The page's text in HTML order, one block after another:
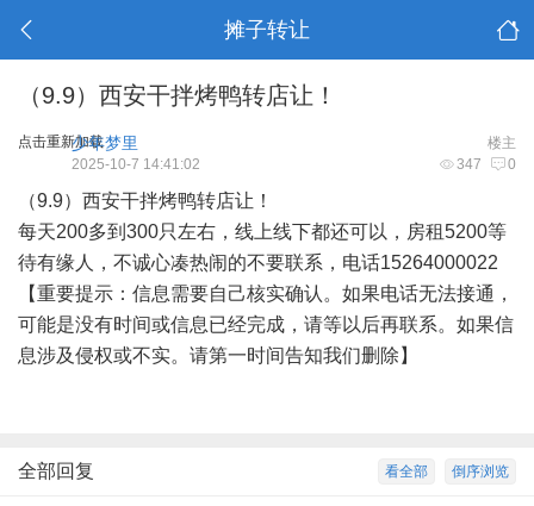
摊子转让
（9.9）西安干拌烤鸭转店让！
点击重新加载 楼主
少年梦里
347 0
2025-10-7 14:41:02
（9.9）西安干拌烤鸭转店让！
每天200多到300只左右，线上线下都还可以，房租5200等
待有缘人，不诚心凑热闹的不要联系，电话15264000022
【重要提示：信息需要自己核实确认。如果电话无法接通，
可能是没有时间或信息已经完成，请等以后再联系。如果信
息涉及侵权或不实。请第一时间告知我们删除】
倒序浏览
看全部
全部回复